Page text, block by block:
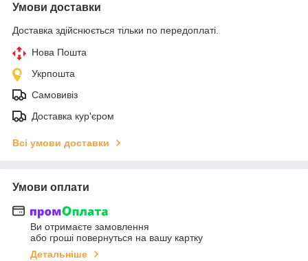
Умови доставки
Доставка здійснюється тільки по передоплаті.
Нова Пошта
Укрпошта
Самовивіз
Доставка кур'єром
Всі умови доставки
Умови оплати
Ви отримаєте замовлення
або гроші повернуться на вашу картку
Детальніше